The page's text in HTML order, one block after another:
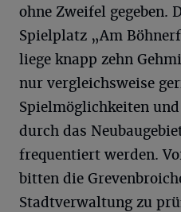
ohne Zweifel gegeben.
Spielplatz „Am
liege knapp zehn
nur vergleichsweise
Spielmöglichkeiten
durch das
frequentiert werden.
bitten die
Stadtverwaltung zu